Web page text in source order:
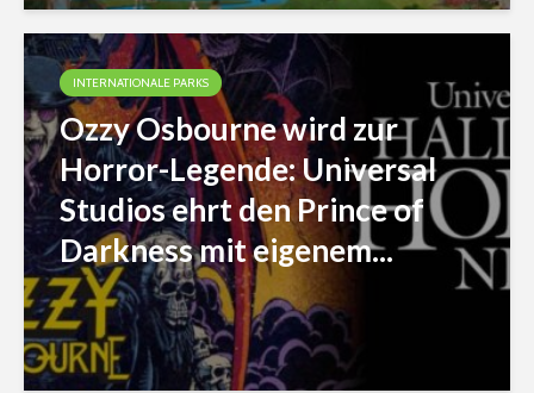
INTERNATIONALE PARKS
Ozzy Osbourne wird zur
Horror-Legende: Universal
Studios ehrt den Prince of
Darkness mit eigenem...